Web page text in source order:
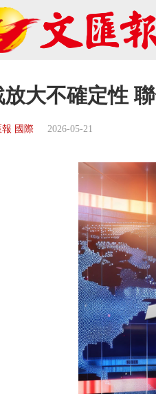
大不確定性
國際 2026-05-21